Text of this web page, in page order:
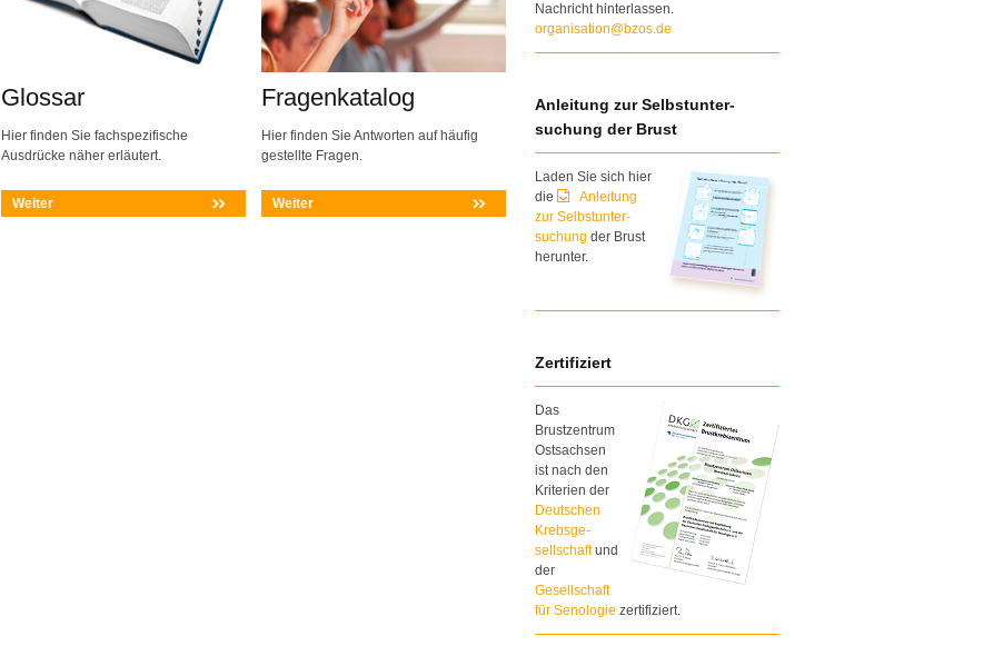
Glossar
Hier finden Sie fachspezifische
Ausdrücke näher erläutert.
Weiter
Fragenkatalog
Hier finden Sie Antworten auf häufig
gestellte Fragen.
Weiter
Nachricht hinterlassen.
organisation@bzos.de
Anleitung zur Selbstunter-
suchung der Brust
Laden Sie sich hier
die
Anleitung
zur Selbstunter-
suchung der Brust
herunter.
Zertifiziert
Das
Brustzentrum
Ostsachsen
ist nach den
Kriterien der
Deutschen
Krebsge-
sellschaftund
der
Gesellschaft
für Senologie zertifiziert.